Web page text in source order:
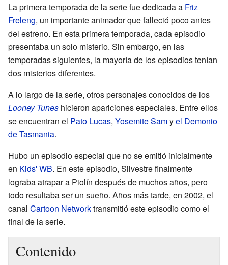
La primera temporada de la serie fue dedicada a Friz
Freleng, un importante animador que falleció poco antes
del estreno. En esta primera temporada, cada episodio
presentaba un solo misterio. Sin embargo, en las
temporadas siguientes, la mayoría de los episodios tenían
dos misterios diferentes.
A lo largo de la serie, otros personajes conocidos de los
Looney Tunes hicieron apariciones especiales. Entre ellos
se encuentran el Pato Lucas, Yosemite Samyel Demonio
de Tasmania.
Hubo un episodio especial que no se emitió inicialmente
en Kids' WB. En este episodio, Silvestre finalmente
lograba atrapar a Piolín después de muchos años, pero
todo resultaba ser un sueño. Años más tarde, en 2002, el
canal Cartoon Networktransmitió este episodio como el
final de la serie.
Contenido